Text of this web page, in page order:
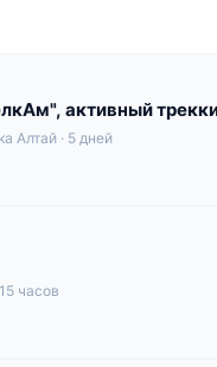
активный
Алтай · 5 дней
часов